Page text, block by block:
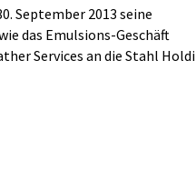
September 2013 seine
das Emulsions-Geschäft
Services an die Stahl